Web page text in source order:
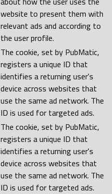
website to present them with
relevant ads and according to
the user profile.
The cookie, set by PubMatic,
registers a unique ID that
identifies a returning user's
device across websites that
use the same ad network. The
ID is used for targeted ads.
The cookie, set by PubMatic,
registers a unique ID that
identifies a returning user's
device across websites that
use the same ad network. The
ID is used for targeted ads.